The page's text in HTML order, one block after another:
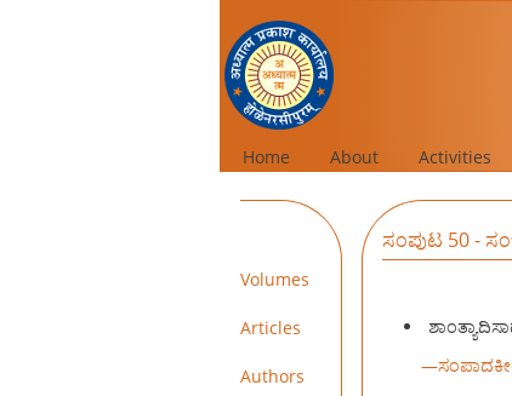
Home About Activities
Volumes
Articles
Authors
ಸಂಪುಟ 50 -
—